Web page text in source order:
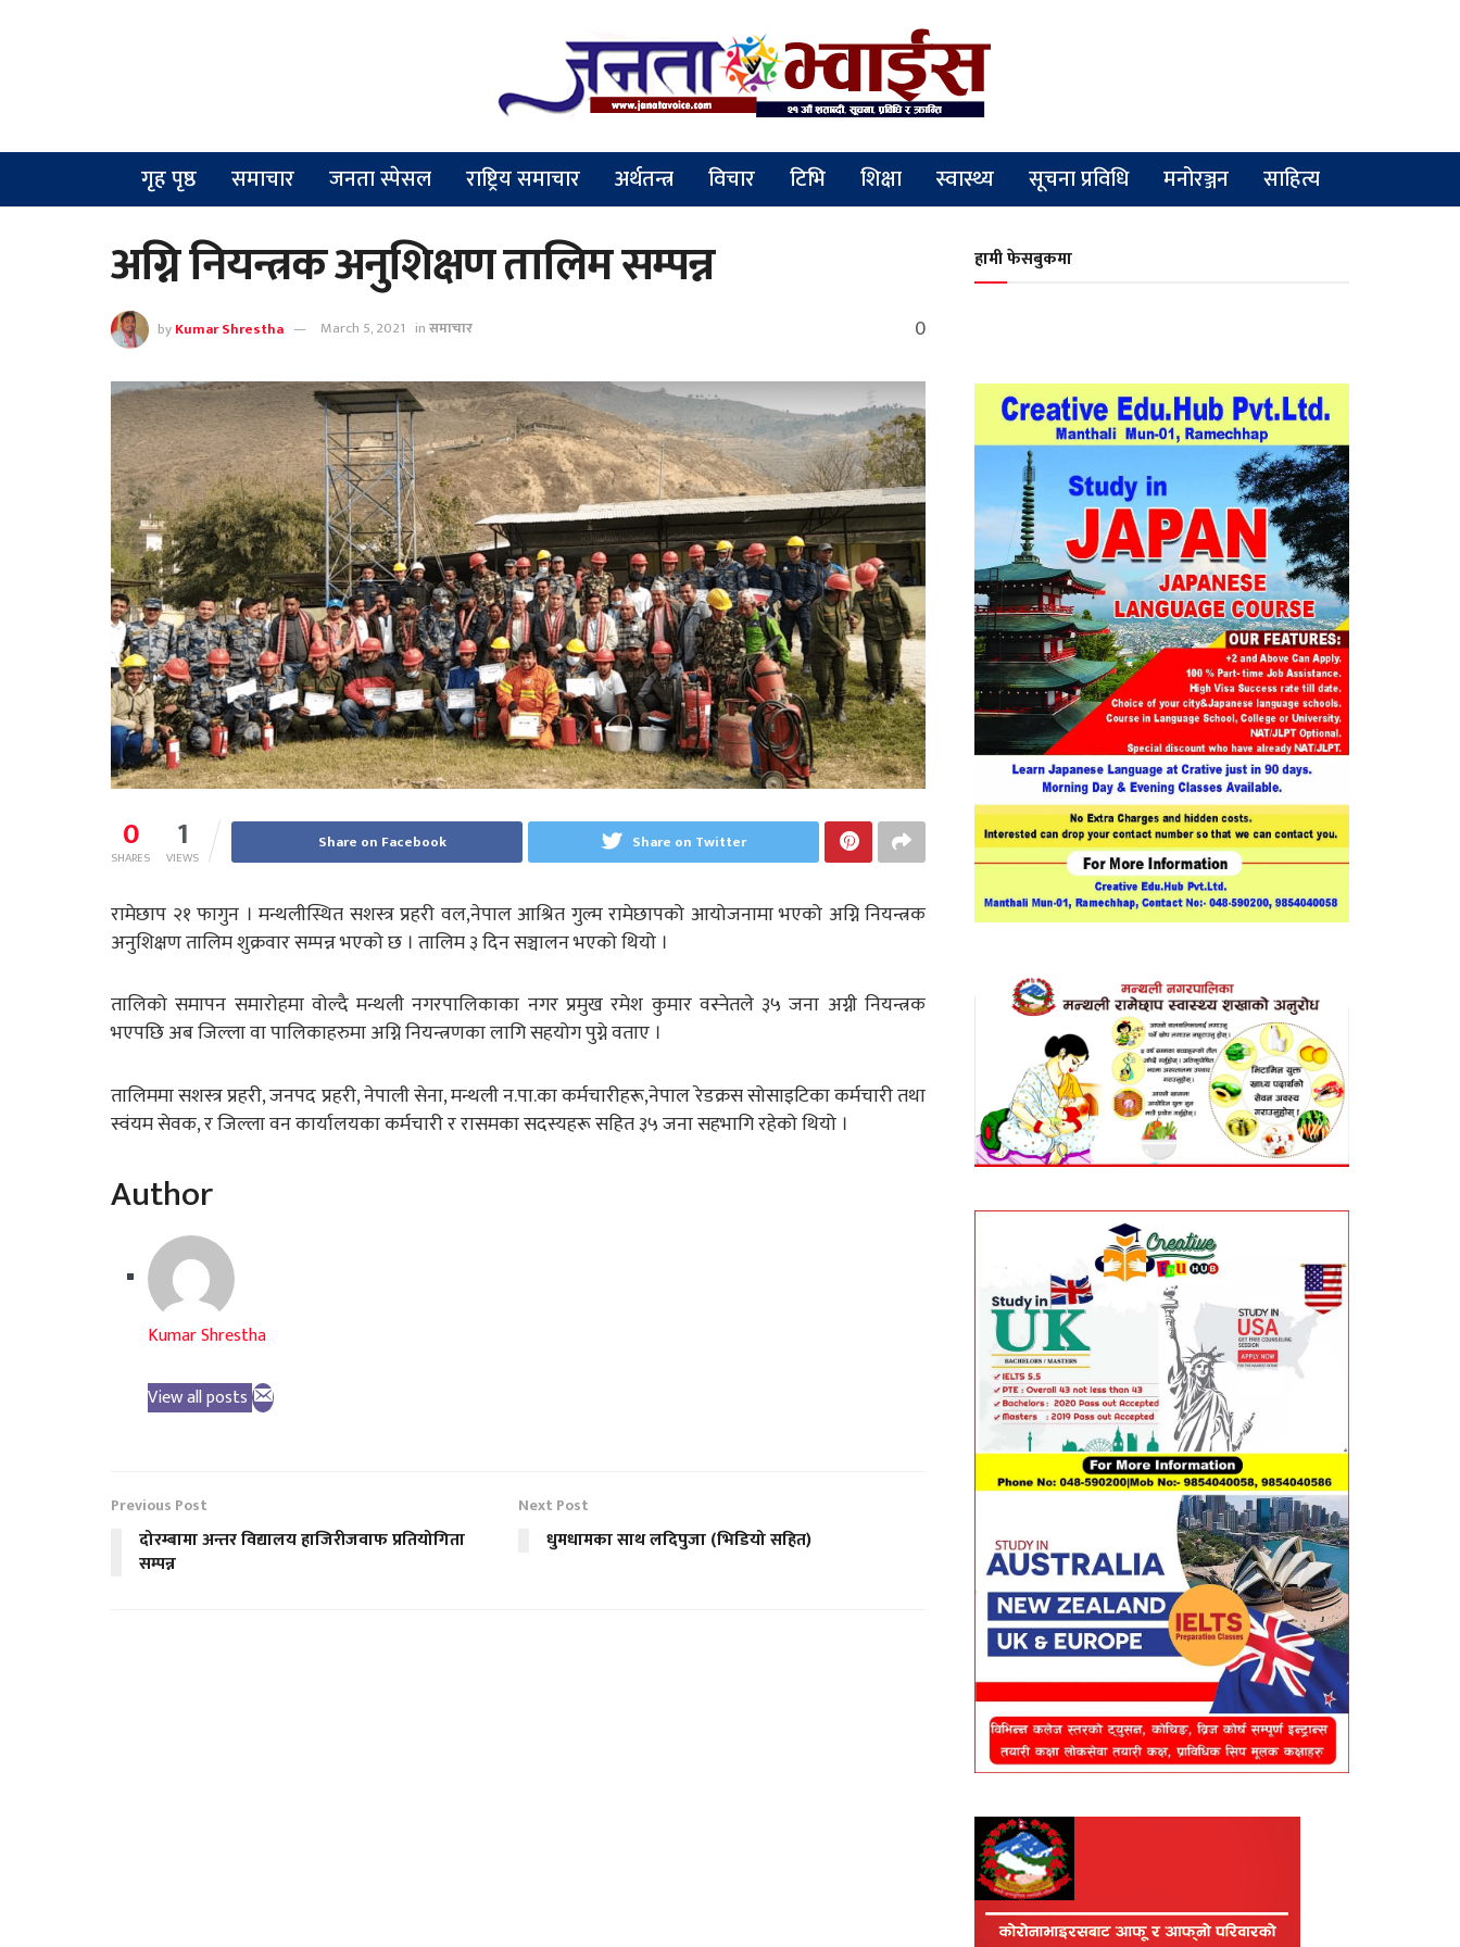
गृह पृष्ठ समाचार जनता स्पेसल राष्ट्रिय समाचार अर्थतन्त्र विचार टिभि शिक्षा स्वास्थ्य सूचना प्रविधि मनोरञ्जन साहित्य
अग्नि नियन्त्रक अनुशिक्षण तालिम सम्पन्न
byKumar Shrestha March 5, 2021 inसमाचार 0
0
SHARES 1
VIEWS
Share on Facebook Share on Twitter
रामेछाप २१ फागुन । मन्थलीस्थित सशस्त्र प्रहरी वल,नेपाल आश्रित गुल्म रामेछापको आयोजनामा भएको अग्नि नियन्त्रक
अनुशिक्षण तालिम शुक्रवार सम्पन्न भएको छ । तालिम ३ दिन सञ्चालन भएको थियो ।
तालिको समापन समारोहमा वोल्दै मन्थली नगरपालिकाका नगर प्रमुख रमेश कुमार वस्नेतले ३५ जना अग्नी नियन्त्रक
भएपछि अब जिल्ला वा पालिकाहरुमा अग्नि नियन्त्रणका लागि सहयोग पुग्ने वताए ।
तालिममा सशस्त्र प्रहरी, जनपद प्रहरी, नेपाली सेना, मन्थली न.पा.का कर्मचारीहरू,नेपाल रेडक्रस सोसाइटिका कर्मचारी तथा
स्वंयम सेवक, र जिल्ला वन कार्यालयका कर्मचारी र रासमका सदस्यहरू सहित ३५ जना सहभागि रहेको थियो ।
Author
Kumar Shrestha
View all posts
Previous Post
दोरम्बामा अन्तर विद्यालय हाजिरीजवाफ प्रतियोगिता
सम्पन्न
Next Post
धुमधामका साथ लदिपुजा (भिडियो सहित)
हामी फेसबुकमा